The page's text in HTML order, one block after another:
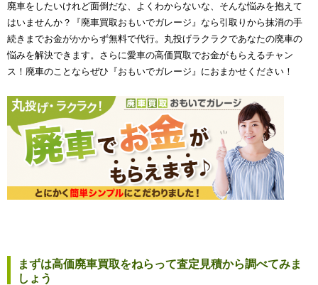
廃車をしたいけれど面倒だな、よくわからないな、そんな悩みを抱えて
はいませんか？『廃車買取おもいでガレージ』なら引取りから抹消の手
続きまでお金がかからず無料で代行。丸投げラクラクであなたの廃車の
悩みを解決できます。さらに愛車の高価買取でお金がもらえるチャン
ス！廃車のことならぜひ『おもいでガレージ』におまかせください！
まずは高価廃車買取をねらって査定見積から調べてみま
しょう